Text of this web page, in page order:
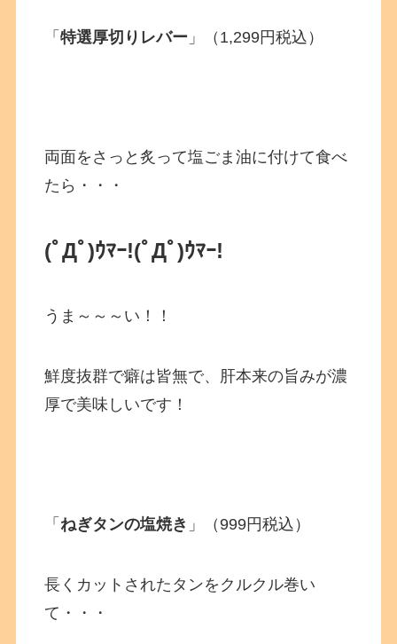
「特選厚切りレバー 」（1,299円税込）
両面をさっと炙って塩ごま油に付けて食べ
たら・・・
(ﾟДﾟ)ｳﾏｰ!(ﾟДﾟ)ｳﾏｰ!
うま～～～い！！
鮮度抜群で癖は皆無で、肝本来の旨みが濃
厚で美味しいです！
「 ねぎタンの塩焼き 」（999円税込）
長くカットされたタンをクルクル巻い
て・・・